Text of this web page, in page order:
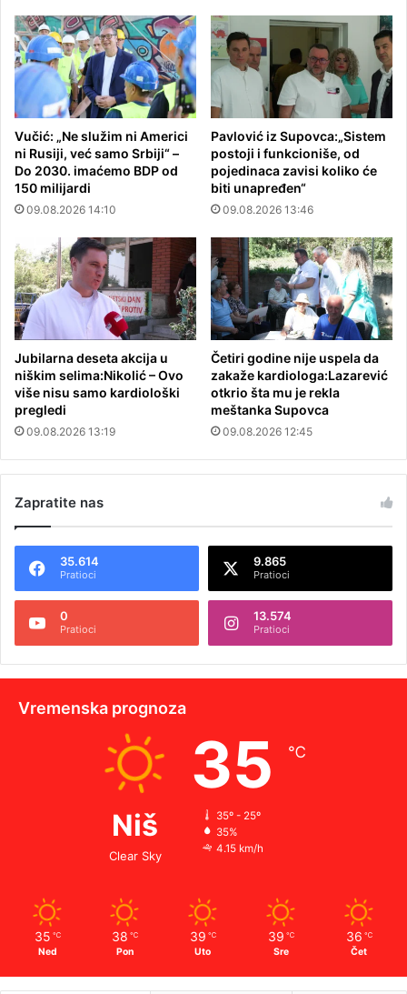
Vučić: „Ne služim ni Americi
ni Rusiji, već samo Srbiji“ –
Do 2030. imaćemo BDP od
150 milijardi
09.08.2026 14:10
Pavlović iz Supovca:„Sistem
postoji i funkcioniše, od
pojedinaca zavisi koliko će
biti unapređen“
09.08.2026 13:46
Jubilarna deseta akcija u
niškim selima:Nikolić – Ovo
više nisu samo kardiološki
pregledi
09.08.2026 13:19
Četiri godine nije uspela da
zakaže kardiologa:Lazarević
otkrio šta mu je rekla
meštanka Supovca
09.08.2026 12:45
Zapratite nas
35.614
Pratioci
9.865
Pratioci
0
Pratioci
13.574
Pratioci
Vremenska prognoza
Niš
Clear Sky
35 ℃
35º - 25º
35%
4.15 km/h
35 ℃
Ned
38 ℃
Pon
39 ℃
Uto
39 ℃
Sre
36 ℃
Čet